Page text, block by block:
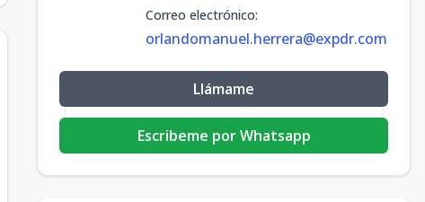
Correo electrónico:
orlandomanuel.herrera@expdr.com
Llámame
Escribeme por Whatsapp